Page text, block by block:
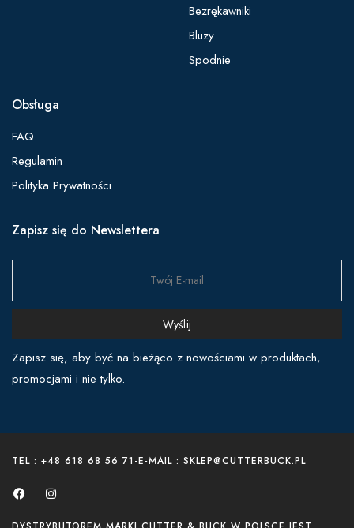
Bezrękawniki
Bluzy
Spodnie
Obsługa
FAQ
Regulamin
Polityka Prywatności
Zapisz się do Newslettera
Wyślij
Zapisz się, aby być na bieżąco z nowościami w produktach,
promocjami i nie tylko.
TEL : +48 618 68 56 71 -E-MAIL : SKLEP@CUTTERBUCK.PL